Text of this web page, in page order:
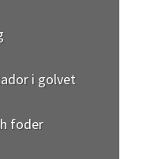
i golvet
foder